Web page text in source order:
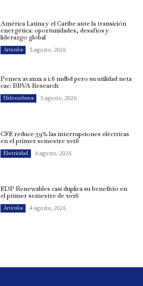
América Latina y el Caribe ante la transición
energética: oportunidades, desafíos y
liderazgo global
Artículos 5 agosto, 2026
Pemex avanza a 1.6 mdbd pero su utilidad neta
cae: BBVA Research
Hidrocarburos 5 agosto, 2026
CFE reduce 39% las interrupciones eléctricas
en el primer semestre 2026
Electricidad 4 agosto, 2026
EDP Renewables casi duplica su beneficio en
el primer semestre de 2026
Artículos 4 agosto, 2026